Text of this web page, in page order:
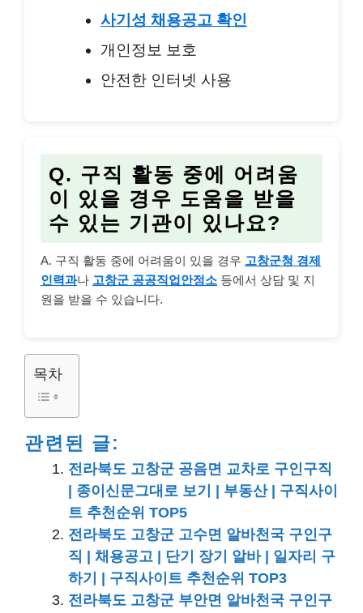
사기성 채용공고 확인
개인정보 보호
안전한 인터넷 사용
Q. 구직 활동 중에 어려움
이 있을 경우 도움을 받을
수 있는 기관이 있나요?
A. 구직 활동 중에 어려움이 있을 경우 고창군청 경제
인력과나 고창군 공공직업안정소 등에서 상담 및 지
원을 받을 수 있습니다.
목차
관련된 글:
전라북도 고창군 공음면 교차로 구인구직
| 종이신문그대로 보기 | 부동산 | 구직사이
트 추천순위 TOP5
전라북도 고창군 고수면 알바천국 구인구
직 | 채용공고 | 단기 장기 알바 | 일자리 구
하기 | 구직사이트 추천순위 TOP3
전라북도 고창군 부안면 알바천국 구인구